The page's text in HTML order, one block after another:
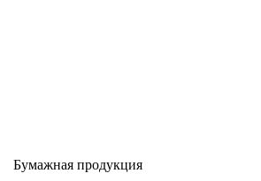
Бумажная продукция